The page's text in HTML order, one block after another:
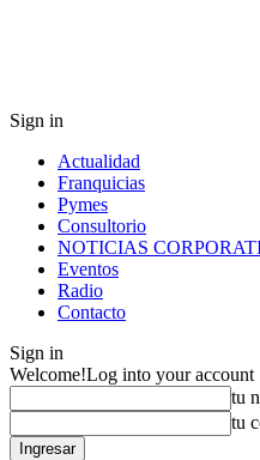
Sign in
Actualidad
Franquicias
Pymes
Consultorio
NOTICIAS
Eventos
Radio
Contacto
Sign in
Welcome!Log into your account
tu
tu